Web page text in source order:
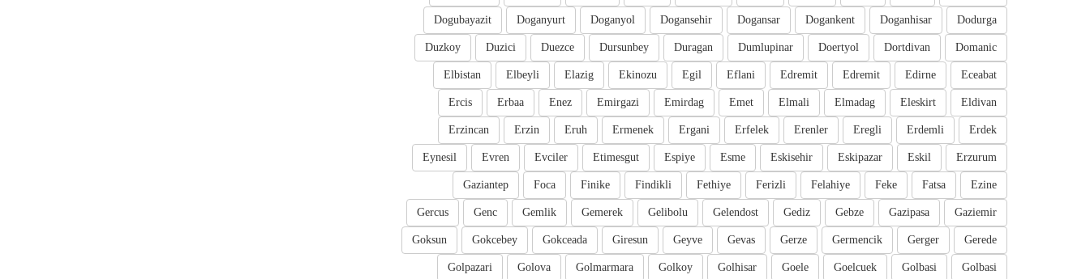
Dodurga
Doganhisar
Dogankent
Dogansar
Dogansehir
Doganyol
Doganyurt
Dogubayazit
Domanic
Dortdivan
Doertyol
Dumlupinar
Duragan
Dursunbey
Duezce
Duzici
Duzkoy
Eceabat
Edirne
Edremit
Edremit
Eflani
Egil
Ekinozu
Elazig
Elbeyli
Elbistan
Eldivan
Eleskirt
Elmadag
Elmali
Emet
Emirdag
Emirgazi
Enez
Erbaa
Ercis
Erdek
Erdemli
Eregli
Erenler
Erfelek
Ergani
Ermenek
Eruh
Erzin
Erzincan
Erzurum
Eskil
Eskipazar
Eskisehir
Esme
Espiye
Etimesgut
Evciler
Evren
Eynesil
Ezine
Fatsa
Feke
Felahiye
Ferizli
Fethiye
Findikli
Finike
Foca
Gaziantep
Gaziemir
Gazipasa
Gebze
Gediz
Gelendost
Gelibolu
Gemerek
Gemlik
Genc
Gercus
Gerede
Gerger
Germencik
Gerze
Gevas
Geyve
Giresun
Gokceada
Gokcebey
Goksun
Golbasi
Golbasi
Goelcuek
Goele
Golhisar
Golkoy
Golmarmara
Golova
Golpazari